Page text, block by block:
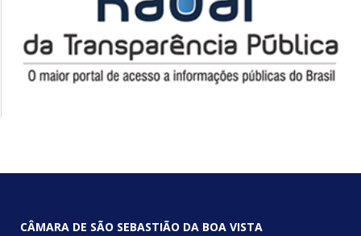
CÂMARA DE SÃO SEBASTIÃO DA BOA VISTA